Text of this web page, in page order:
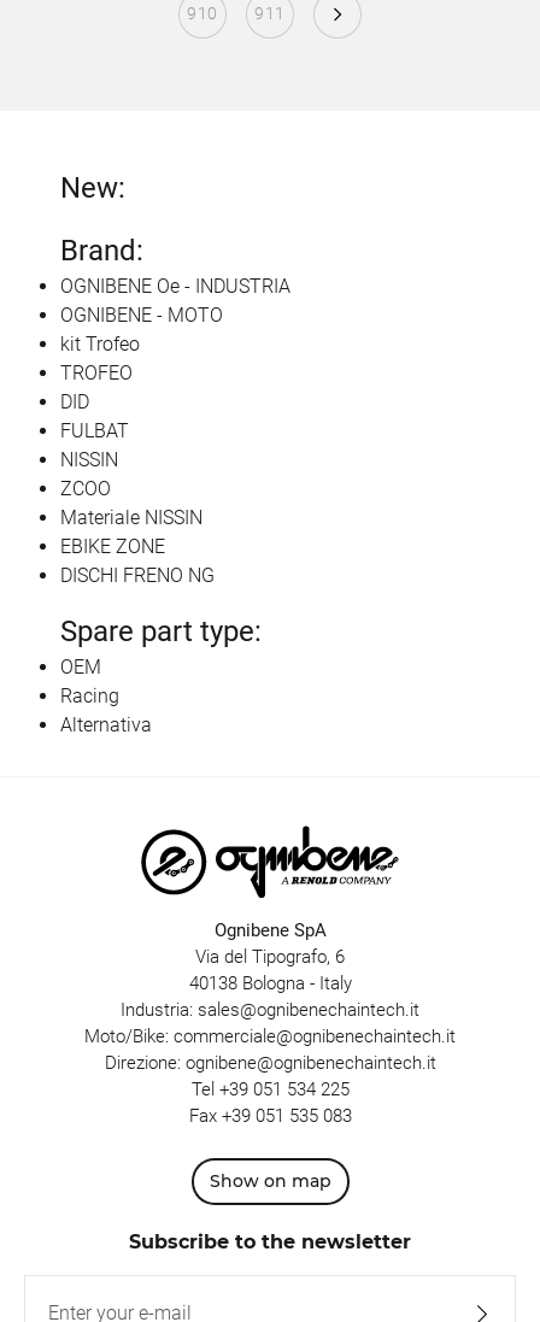
910 911
New:
Brand:
OGNIBENE Oe - INDUSTRIA
OGNIBENE - MOTO
kit Trofeo
TROFEO
DID
FULBAT
NISSIN
ZCOO
Materiale NISSIN
EBIKE ZONE
DISCHI FRENO NG
Spare part type:
OEM
Racing
Alternativa
Ognibene SpA
Via del Tipografo, 6
40138 Bologna - Italy
Industria: sales@ognibenechaintech.it
Moto/Bike: commerciale@ognibenechaintech.it
Direzione: ognibene@ognibenechaintech.it
Tel +39 051 534 225
Fax +39 051 535 083
Show on map
Subscribe to the newsletter